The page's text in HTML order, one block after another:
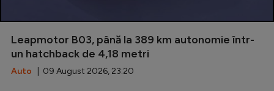
Leapmotor B03, până la 389 km autonomie într-
un hatchback de 4,18 metri
Auto | 09 August 2026, 23:20